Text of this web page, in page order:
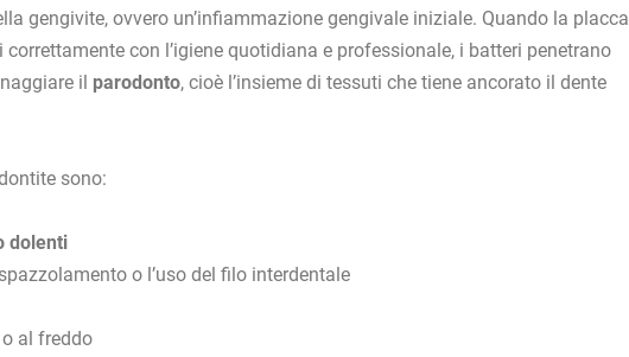
gengivite, ovvero un’infiammazione gengivale iniziale. Quando la placca
con l’igiene quotidiana e professionale, i batteri penetrano
il parodonto, cioè l’insieme di tessuti che tiene ancorato il dente
sono:
dolenti
o l’uso del filo interdentale
al freddo